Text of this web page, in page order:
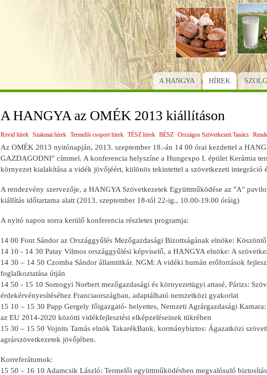
Ugrás
a
tartalomra
A HANGYA HÍREK
A HANGYA az OMÉK 2013 kiállításon
Rövid hírek Szakmai hírek Termelői csoport hírek TÉSZ hírek BÉSZ Országos Szövetkezeti Tanács
Az OMÉK 2013 nyitónapján, 2013. szeptember 18.-án 14 00 órai kezdettel a
GAZDAGODNI" címmel. A konferencia helyszíne a Hungexpo I. épület Kerámia
környezet kialakítása a vidék jövőjéért, különös tekintettel a szövetkezeti integráció
A rendezvény szervezője, a HANGYA Szövetkezetek Együttműködése az "A"
kiállítás időtartama alatt (2013. szeptember 18-tól 22-ig., 10.00-19.00 óráig)
A nyitó napon sorra kerülő konferencia részletes programja:
14 00 Font Sándor az Országgyűlés Mezőgazdasági Bizottságának elnöke: Köszöntő
14 10 - 14 30 Patay Vilmos országgyűlési képviselő, a HANGYA elnöke: A
14 30 – 14 50 Czomba Sándor államtitkár. NGM: A vidéki humán erőforrások
foglalkoztatása útján
14 50 - 15 10 Somogyi Norbert mezőgazdasági és környezetügyi attasé, Párizs:
érdekérvényesítéséhez Franciaországban, adaptálható nemzetközi gyakorlat
15 10 – 15 30 Papp Gergely főigazgató- helyettes, Nemzeti Agrárgazdasági
az EU 2014-2020 közötti vidékfejlesztési elképzeléseinek tükrében
15 30 – 15 50 Vojnits Tamás elnök TakarékBank, kormánybiztos: Ágazatközi
agrárszövetkezetek jövőjében.
Korreferátumok:
15 50 – 16 10 Adamcsik László: Termelői együttműködésben megvalósuló